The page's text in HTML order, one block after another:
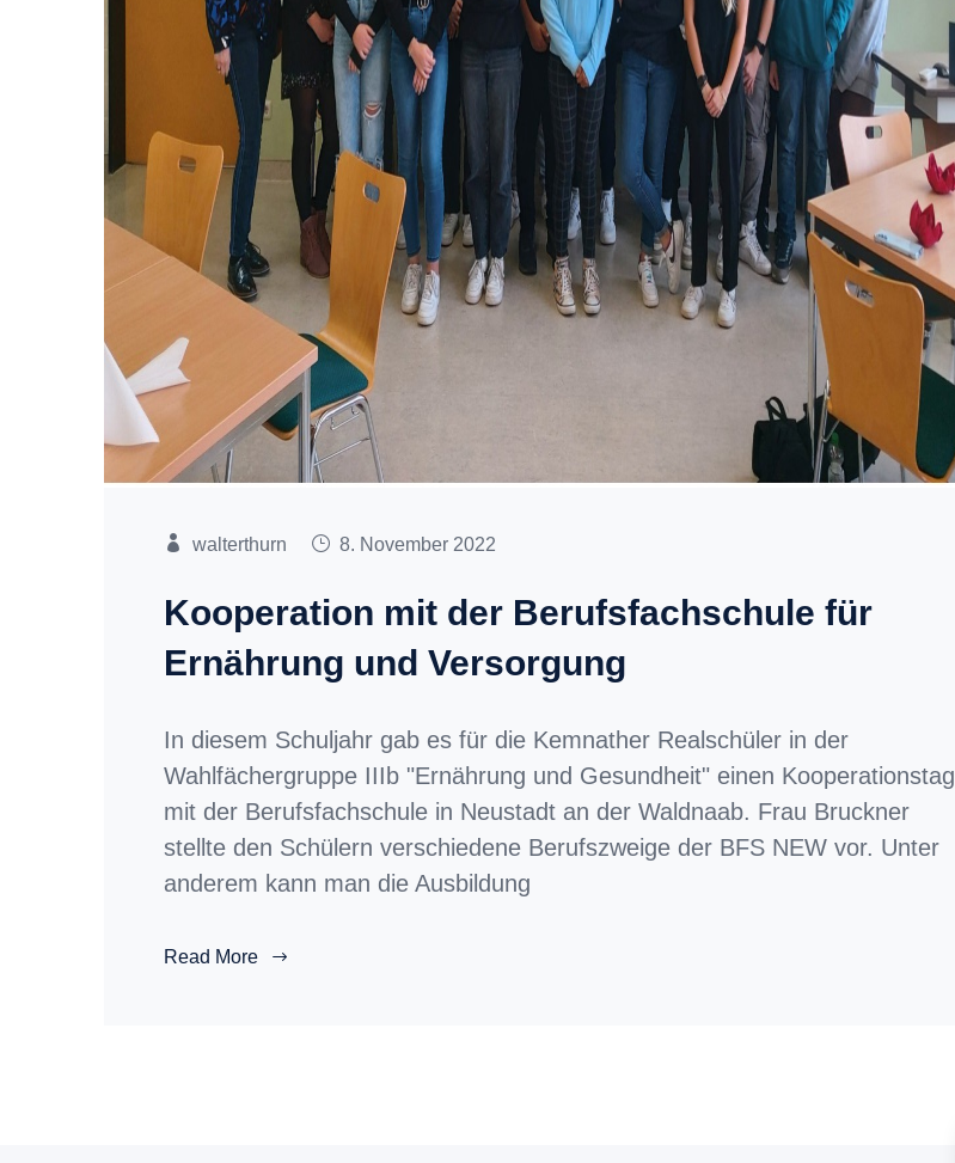
walterthurn 8. November 2022
Kooperation mit der Berufsfachschule für
Ernährung und Versorgung
In diesem Schuljahr gab es für die Kemnather Realschüler in der
Wahlfächergruppe IIIb "Ernährung und Gesundheit" einen Kooperationstag
mit der Berufsfachschule in Neustadt an der Waldnaab. Frau Bruckner
stellte den Schülern verschiedene Berufszweige der BFS NEW vor. Unter
anderem kann man die Ausbildung
Read More